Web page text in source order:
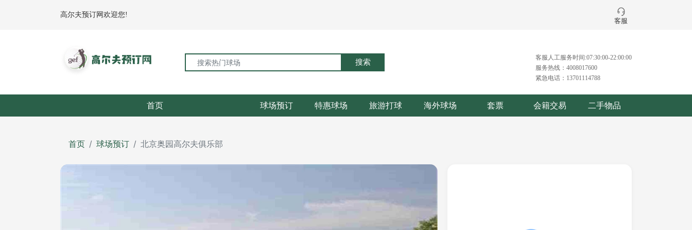
高尔夫预订网欢迎您!
客服
搜索
客服人工服务时间:07:30:00-22:00:00
服务热线：4008017600
紧急电话：13701114788
首页 球场预订 特惠球场 旅游打球 海外球场 套票 会籍交易 二手物品
首页 球场预订 北京奥园高尔夫俱乐部